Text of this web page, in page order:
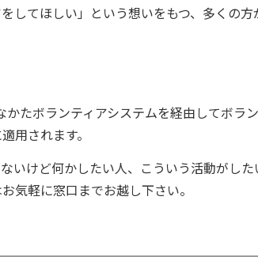
してほしい」という想いをもつ、多くの方
たボランティアシステムを経由してボラ
用されます。
いけど何かしたい人、こういう活動がし
気軽に窓口までお越し下さい。